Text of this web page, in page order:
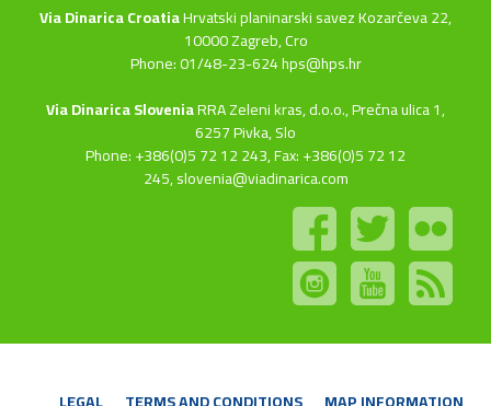
Via Dinarica CroatiaHrvatski planinarski savez Kozarčeva 22,
10000 Zagreb, Cro
Phone: 01/48-23-624 hps@hps.hr
Via Dinarica SloveniaRRA Zeleni kras, d.o.o.,Prečna ulica 1,
6257 Pivka, Slo
Phone: +386(0)5 72 12 243, Fax: +386(0)5 72 12
245,slovenia@viadinarica.com